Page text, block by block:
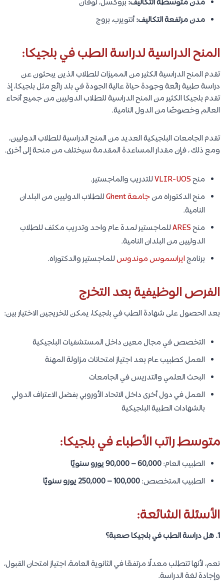
مدن متوسطة التكاليف: بروكسل، لوفان
مدن مرتفعة التكاليف:أنتويرب، بروج
المنح الدراسية لدراسة الطب في بلجيكا:
تقدم المنح الدراسية الكثير من المميزات للطلاب الذين يبحثون عن
دراسة طبية رائعة وجودة حياة عالية الجودة في بلد رائع مثل بلجيكا، إذ
تقدم بلجيكا الكثير من المنح الدراسية للطلاب الدوليين من جميع أنحاء
العالم وخصوصًا من الدول النامية.
تقدم الجامعات البلجيكية العديد من المنح الدراسية للطلاب الدوليين،
ومع ذلك ، فإن مقدار المساعدة المقدمة سيختلف من منحة إلى أخرى.
منحVLIR-UOSللتدريب والماجستير.
منح الدكتوراه منجامعة Ghent
للطلاب الدوليين من البلدان
النامية.
منحARESللماجستير لمدة عام واحد وتدريب مكثف للطلاب
الدوليين من البلدان النامية.
برنامجايراسموس موندوسللماجستير والدكتوراه.
الفرص الوظيفية بعد التخرج
بعد الحصول على شهادة الطب في بلجيكا، يمكن للخريجين الاختيار بين:
التخصص في مجال معين داخل المستشفيات البلجيكية
العمل كطبيب عام بعد اجتياز امتحانات مزاولة المهنة
البحث العلمي والتدريس في الجامعات
العمل في دول أخرى داخل الاتحاد الأوروبي بفضل الاعتراف الدولي
بالشهادات الطبية البلجيكية
متوسط راتب الأطباء في بلجيكا:
الطبيب العام:60,000 – 90,000 يورو سنويًا
الطبيب المتخصص:100,000 – 250,000 يورو سنويًا
الأسئلة الشائعة:
1. هل دراسة الطب في بلجيكا صعبة؟
نعم، لأنها تتطلب معدلًا مرتفعًا في الثانوية العامة، اجتياز امتحان القبول،
وإجادة لغة الدراسة.